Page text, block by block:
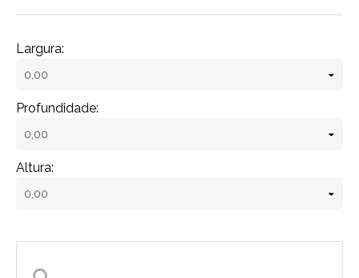
Largura:
Profundidade:
Altura: